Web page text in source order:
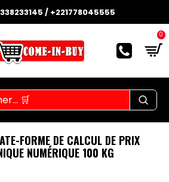
/ +221778045555
0
FORME DE CALCUL DE PRIX
NUMÉRIQUE 100 KG